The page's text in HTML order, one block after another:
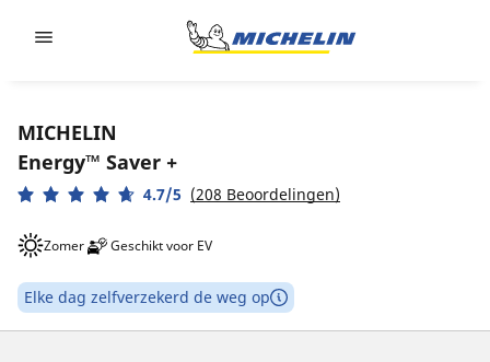
MICHELIN
Energy™ Saver +
4.7/5 (208 Beoordelingen)
Zomer Geschikt voor EV
Elke dag zelfverzekerd de weg op